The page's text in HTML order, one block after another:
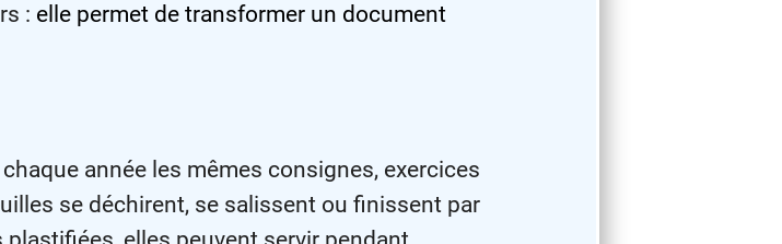
: elle permet de transformer un document
année les mêmes consignes, exercices
se déchirent, se salissent ou finissent par